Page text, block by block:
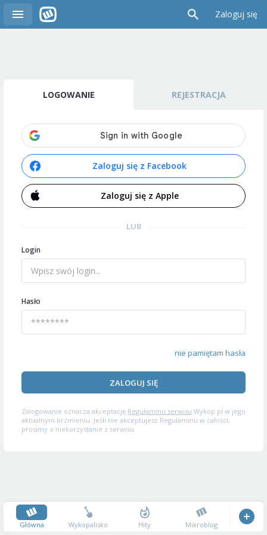
Zaloguj się
LOGOWANIE REJESTRACJA
Zaloguj się z Facebook
Zaloguj się z Apple
LUB
Login
Hasło
nie pamiętam hasła
ZALOGUJ SIĘ
Zalogowanie oznacza akceptację Regulaminu serwisu Wykop.pl w jego
aktualnym brzmieniu. Jeśli nie akceptujesz Regulaminu w całości,
prosimy o niekorzystanie z serwisu.
Główna Wykopalisko Hity Mikroblog